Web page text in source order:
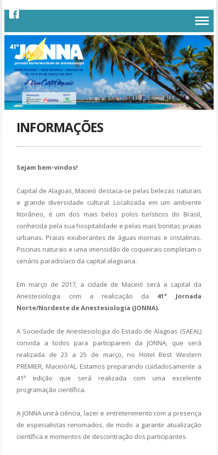
INFORMAÇÕES
Sejam bem-vindos!
Capital de Alagoas, Maceió destaca-se pelas belezas naturais
e grande diversidade cultural. Localizada em um ambiente
litorâneo, é um dos mais belos polos turísticos do Brasil,
conhecida pela sua hospitalidade e pelas mais bonitas praias
urbanas. Praias exuberantes de águas mornas e cristalinas.
Piscinas naturais e uma imensidão de coqueirais completam o
cenário paradisíaco da capital alagoana.
Em março de 2017, a cidade de Maceió será a capital da
Anestesiologia com a realização da 41ª Jornada
Norte/Nordeste de Anestesiologia (JONNA).
A Sociedade de Anestesiologia do Estado de Alagoas (SAEAL)
convida a todos para participarem da JONNA, que será
realizada de 23 a 25 de março, no Hotel Best Western
PREMIER, Maceió/AL. Estamos preparando cuidadosamente a
41ª edição que será realizada com uma excelente
programação científica.
A JONNA unirá ciência, lazer e entretenimento com a presença
de especialistas renomados, de modo a garantir atualização
científica e momentos de descontração dos participantes.